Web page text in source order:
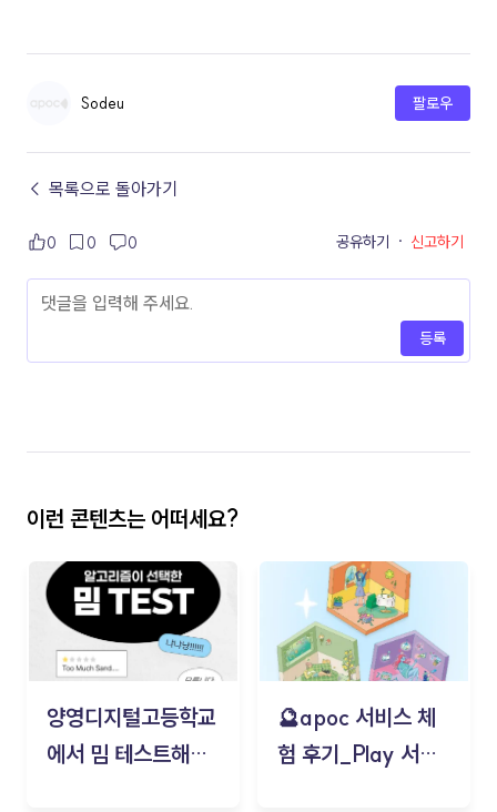
Sodeu 팔로우
← 목록으로 돌아가기
0 0 0 공유하기 · 신고하기
등록
이런 콘텐츠는 어떠세요?
양영디지털고등학교
에서 밈 테스트해보
🔮apoc 서비스 체
험 후기_Play 서비